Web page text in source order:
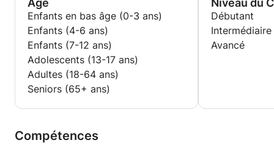
Age
Enfants en bas âge (0-3 ans)
Enfants (4-6 ans)
Enfants (7-12 ans)
Adolescents (13-17 ans)
Adultes (18-64 ans)
Seniors (65+ ans)
Niveau du
Débutant
Intermédiaire
Avancé
Compétences